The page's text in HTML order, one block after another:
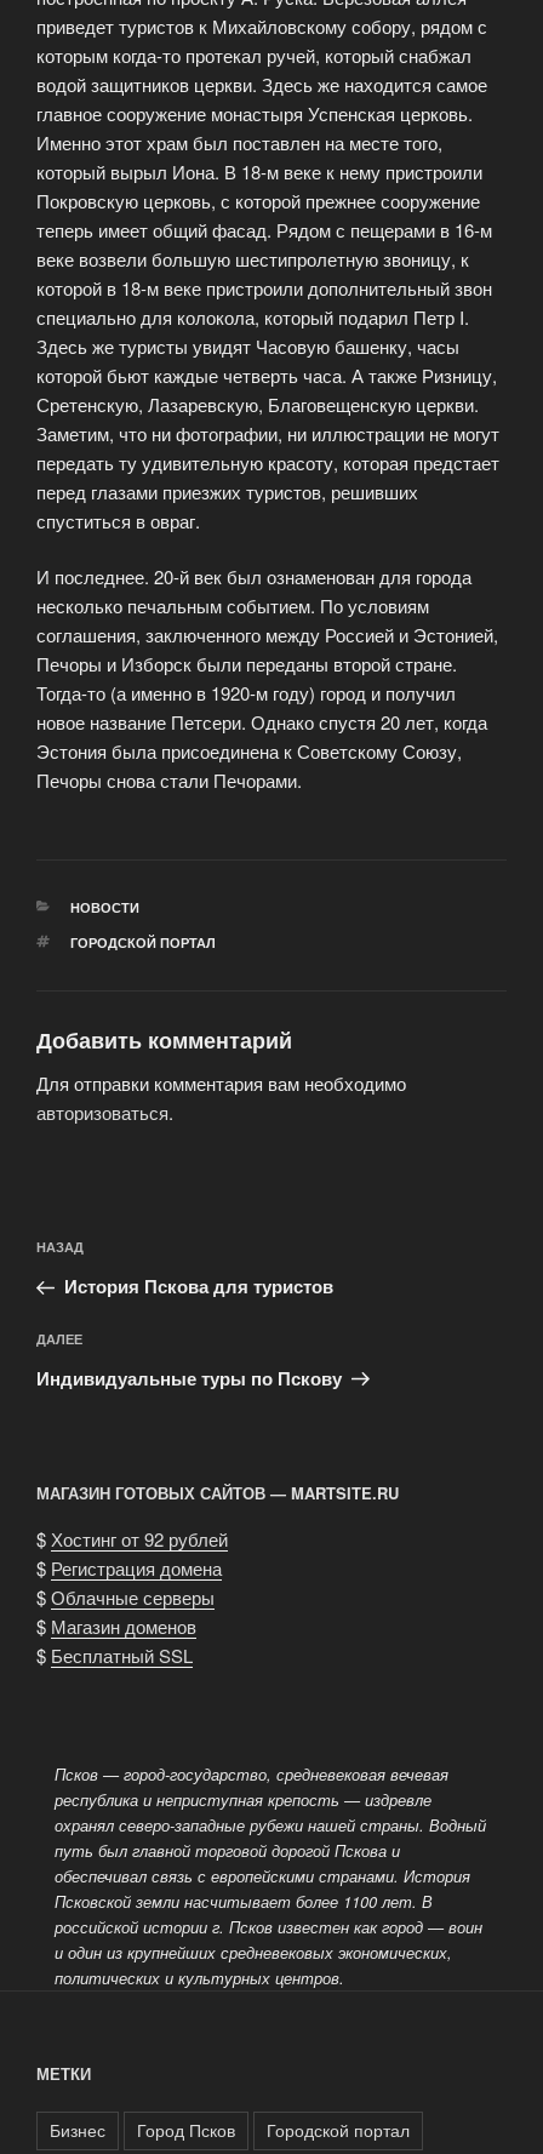
приведет туристов к Михайловскому собору, рядом с
которым когда-то протекал ручей, который снабжал
водой защитников церкви. Здесь же находится самое
главное сооружение монастыря Успенская церковь.
Именно этот храм был поставлен на месте того,
который вырыл Иона. В 18-м веке к нему пристроили
Покровскую церковь, с которой прежнее сооружение
теперь имеет общий фасад. Рядом с пещерами в 16-м
веке возвели большую шестипролетную звоницу, к
которой в 18-м веке пристроили дополнительный звон
специально для колокола, который подарил Петр I.
Здесь же туристы увидят Часовую башенку, часы
которой бьют каждые четверть часа. А также Ризницу,
Сретенскую, Лазаревскую, Благовещенскую церкви.
Заметим, что ни фотографии, ни иллюстрации не могут
передать ту удивительную красоту, которая предстает
перед глазами приезжих туристов, решивших
спуститься в овраг.
И последнее. 20-й век был ознаменован для города
несколько печальным событием. По условиям
соглашения, заключенного между Россией и Эстонией,
Печоры и Изборск были переданы второй стране.
Тогда-то (а именно в 1920-м году) город и получил
новое название Петсери. Однако спустя 20 лет, когда
Эстония была присоединена к Советскому Союзу,
Печоры снова стали Печорами.
РУБРИКИ
НОВОСТИ
МЕТКИ
ГОРОДСКОЙ ПОРТАЛ
Добавить комментарий
Для отправки комментария вам необходимо
авторизоваться.
по
записям
Предыдущая
запись:
НАЗАД
История Пскова для туристов
Следующая
запись
ДАЛЕЕ
Индивидуальные туры по Пскову
МАГАЗИН ГОТОВЫХ САЙТОВ — MARTSITE.RU
$Хостинг от 92 рублей
$ Регистрация домена
$Облачные серверы
$ Магазин доменов
$ Бесплатный SSL
Псков — город-государство, средневековая вечевая
республика и неприступная крепость — издревле
охранял северо-западные рубежи нашей страны. Водный
путь был главной торговой дорогой Пскова и
обеспечивал связь с европейскими странами. История
Псковской земли насчитывает более 1100 лет. В
российской истории г. Псков известен как город — воин
и один из крупнейших средневековых экономических,
политических и культурных центров.
МЕТКИ
Бизнес Город Псков
Городской портал